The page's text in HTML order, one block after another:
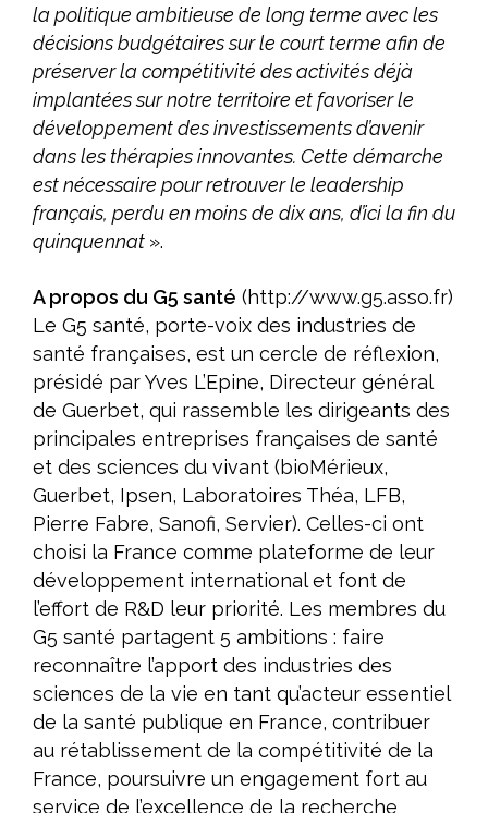
la politique ambitieuse de long terme avec les
décisions budgétaires sur le court terme afin de
préserver la compétitivité des activités déjà
implantées sur notre territoire et favoriser le
développement des investissements d’avenir
dans les thérapies innovantes. Cette démarche
est nécessaire pour retrouver le leadership
français, perdu en moins de dix ans, d’ici la fin du
quinquennat ».
A propos du G5 santé (http://www.g5.asso.fr)
Le G5 santé, porte-voix des industries de
santé françaises, est un cercle de réflexion,
présidé par Yves L’Epine, Directeur général
de Guerbet, qui rassemble les dirigeants des
principales entreprises françaises de santé
et des sciences du vivant (bioMérieux,
Guerbet, Ipsen, Laboratoires Théa, LFB,
Pierre Fabre, Sanofi, Servier). Celles-ci ont
choisi la France comme plateforme de leur
développement international et font de
l’effort de R&D leur priorité. Les membres du
G5 santé partagent 5 ambitions : faire
reconnaître l’apport des industries des
sciences de la vie en tant qu’acteur essentiel
de la santé publique en France, contribuer
au rétablissement de la compétitivité de la
France, poursuivre un engagement fort au
service de l’excellence de la recherche